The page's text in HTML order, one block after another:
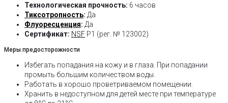
Технологическая прочность: 6 часов
Тиксотропность: Да
Флуоресценция: Да
Сертификат: NSF P1 (рег. № 123002)
Меры предосторожности
Избегать попадания на кожу и в глаза. При попадании
промыть большим количеством воды.
Работать в хорошо проветриваемом помещении.
Хранить в недоступном для детей месте при температуре